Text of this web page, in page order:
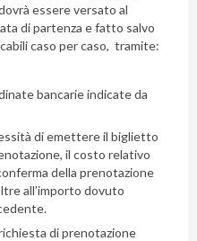
essere versato al
di partenza e fatto salvo
caso per caso, tramite:
bancarie indicate da
di emettere il biglietto
il costo relativo
della prenotazione
all’importo dovuto
di prenotazione